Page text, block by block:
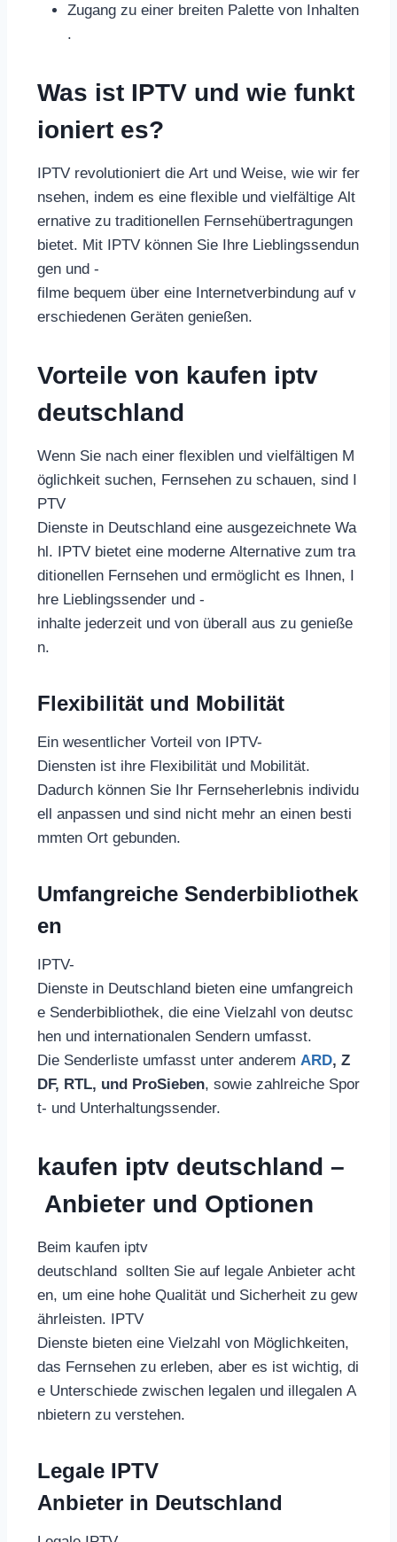
Zugang zu einer breiten Palette von Inhalten
.
Was ist IPTV und wie funkt
ioniert es?
IPTV revolutioniert die Art und Weise, wie wir fer
nsehen, indem es eine flexible und vielfältige Alt
ernative zu traditionellen Fernsehübertragungen
bietet. Mit IPTV können Sie Ihre Lieblingssendun
gen und -
filme bequem über eine Internetverbindung auf v
erschiedenen Geräten genießen.
Vorteile von kaufen iptv
deutschland
Wenn Sie nach einer flexiblen und vielfältigen M
öglichkeit suchen, Fernsehen zu schauen, sind I
PTV
Dienste in Deutschland eine ausgezeichnete Wa
hl. IPTV bietet eine moderne Alternative zum tra
ditionellen Fernsehen und ermöglicht es Ihnen, I
hre Lieblingssender und -
inhalte jederzeit und von überall aus zu genieße
n.
Flexibilität und Mobilität
Ein wesentlicher Vorteil von IPTV-
Diensten ist ihre Flexibilität und Mobilität.
Dadurch können Sie Ihr Fernseherlebnis individu
ell anpassen und sind nicht mehr an einen besti
mmten Ort gebunden.
Umfangreiche Senderbibliothek
en
IPTV-
Dienste in Deutschland bieten eine umfangreich
e Senderbibliothek, die eine Vielzahl von deutsc
hen und internationalen Sendern umfasst.
Die Senderliste umfasst unter anderem ARD, Z
DF, RTL, und ProSieben, sowie zahlreiche Spor
t- und Unterhaltungssender.
kaufen iptv deutschland –
Anbieter und Optionen
Beim kaufen iptv
deutschland sollten Sie auf legale Anbieter acht
en, um eine hohe Qualität und Sicherheit zu gew
ährleisten. IPTV
Dienste bieten eine Vielzahl von Möglichkeiten,
das Fernsehen zu erleben, aber es ist wichtig, di
e Unterschiede zwischen legalen und illegalen A
nbietern zu verstehen.
Legale IPTV
Anbieter in Deutschland